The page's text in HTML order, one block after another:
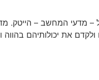
מדעי המחשב – הייטק.
את יכולותיהם